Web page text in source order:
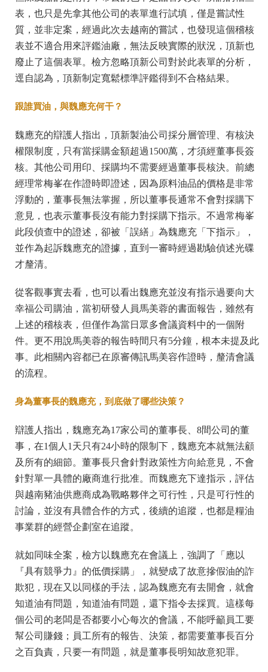
表，也只是先拿其他公司的表單進行試填，僅是嘗試性
質，並非定案，經過此次去越南的嘗試，也發現這個稽核
表並不適合用來評鑑油廠，無法反映實際的狀況，頂新也
廢止了這個表單。檢方忽略頂新公司對於此表單的分析，
逕自認為，頂新制定寬鬆標準評鑑得到不合格結果。
跟誰買油，與魏應充何干？
魏應充的辯護人指出，頂新製油公司採分層管理、有核決
權限制度，只有當採購金額超過1500萬，才須經董事長簽
核。其他公司用印、採購均不需要經過董事長核決。前總
經理常梅峯在作證時即證述，因為原料油品的價格是非常
浮動的，董事長無法掌握，所以董事長通常不會對採購下
意見，也表示董事長沒有能力對採購下指示。不過常梅峯
此段偵查中的證述，卻被「誤繕」為魏應充「下指示」，
並作為起訴魏應充的證據，直到一審時經過勘驗偵述光碟
才釐清。
從客觀事實去看，也可以看出魏應充並沒有指示過要向大
幸福公司購油，當初研發人員馬美蓉的書面報告，雖然有
上述的稽核表，但僅作為當日眾多會議資料中的一個附
件。更不用說馬美蓉的報告時間只有5分鐘，根本未提及此
事。此相關內容都已在原審傳訊馬美容作證時，釐清會議
的流程。
身為董事長的魏應充，到底做了哪些決策？
辯護人指出，魏應充為17家公司的董事長、8間公司的董
事，在1個人1天只有24小時的限制下，魏應充本就無法顧
及所有的細節。董事長只會針對政策性方向給意見，不會
針對單一具體的廠商進行批准。而魏應充下達指示，評估
與越南豬油供應商成為戰略夥伴之可行性，只是可行性的
討論，並沒有具體合作的方式，後續的追蹤，也都是糧油
事業群的經營企劃室在追蹤。
就如同味全案，檢方以魏應充在會議上，強調了「應以
『具有競爭力』的低價採購」，就變成了故意摻假油的詐
欺犯，現在又以同樣的手法，認為魏應充有去開會，就會
知道油有問題，知道油有問題，還下指令去採買。這樣每
個公司的老闆是否都要小心每次的會議，不能呼籲員工要
幫公司賺錢；員工所有的報告、決策，都需要董事長百分
之百負責，只要一有問題，就是董事長明知故意犯罪。